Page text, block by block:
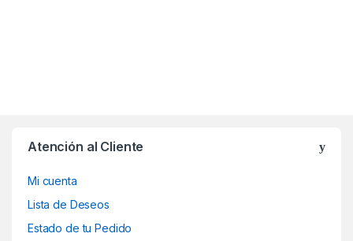
Atención al Cliente
Mi cuenta
Lista de Deseos
Estado de tu Pedido